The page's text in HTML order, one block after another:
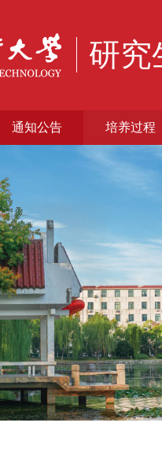
研究
通知公告 培养过程